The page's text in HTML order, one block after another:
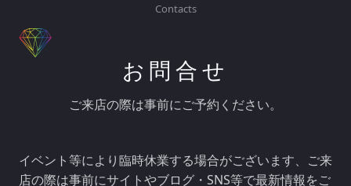
Contacts
お問合せ
ご来店の際は事前にご予約ください。
イベント等により臨時休業する場合がございます、ご来
店の際は事前にサイトやブログ・SNS等で最新情報をご